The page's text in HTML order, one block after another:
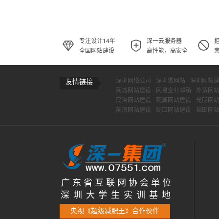
专注设计14年
全国网站建设
深一云服务器
高性能，高安全
友情链接 深圳网络公司 深圳做网站
深圳网站
商城网站建设
网易企业邮箱
外贸网
民治网站建设
观澜网站建设
光明网
前海网站建设
蛇口网站建设 福田网
广 东 省 互 联 网 协 会 单 位
深 圳 大 学 生 实 训 基 地
央视《超级减肥王》合作伙伴